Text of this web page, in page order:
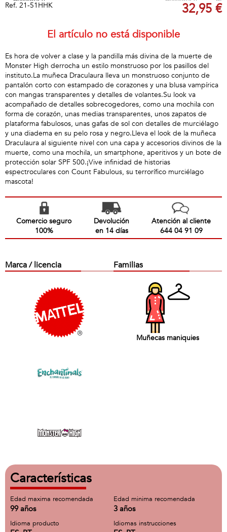
Ref. 21-51HHK 32,95 €
El artículo no está disponible
Es hora de volver a clase y la pandilla más divina de la muerte de
Monster High derrocha un estilo monstruoso por los pasillos del
instituto.La muñeca Draculaura lleva un monstruoso conjunto de
pantalón corto con estampado de corazones y una blusa vampírica
con mangas transparentes y detalles de volantes.Su look va
acompañado de detalles sobrecogedores, como una mochila con
forma de corazón, unas medias transparentes, unos zapatos de
plataforma fabulosos, unas gafas de sol con detalles de murciélago
y una diadema en su pelo rosa y negro.Lleva el look de la muñeca
Draculaura al siguiente nivel con una capa y accesorios divinos de la
muerte, como una mochila, un smartphone, aperitivos y un bote de
protección solar SPF 500.¡Vive infinidad de historias
espectroculares con Count Fabulous, su terrorífico murciélago
mascota!
Comercio seguro
100%
Devolución
en 14 días
Atención al cliente
644 04 91 09
Marca / licencia Familias
Muñecas maniquies
Características
Edad maxima recomendada
99 años
Edad minima recomendada
3 años
Idioma producto Idiomas instrucciones